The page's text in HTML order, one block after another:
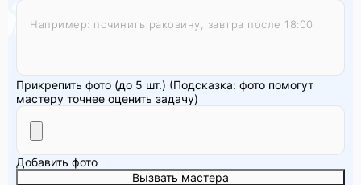
Прикрепить фото (до 5 шт.) (Подсказка: фото помогут
мастеру точнее оценить задачу)
Добавить фото
Вызвать мастера